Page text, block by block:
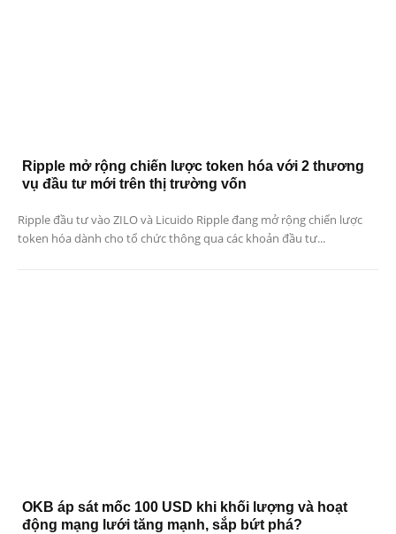
Ripple mở rộng chiến lược token hóa với 2 thương
vụ đầu tư mới trên thị trường vốn
Ripple đầu tư vào ZILO và Licuido Ripple đang mở rộng chiến lược
token hóa dành cho tổ chức thông qua các khoản đầu tư...
OKB áp sát mốc 100 USD khi khối lượng và hoạt
động mạng lưới tăng mạnh, sắp bứt phá?